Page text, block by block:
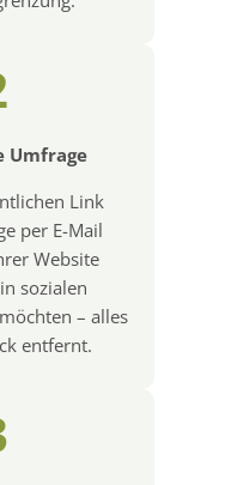
Umfrage
Link
per E-Mail
Website
sozialen
– alles
entfernt.